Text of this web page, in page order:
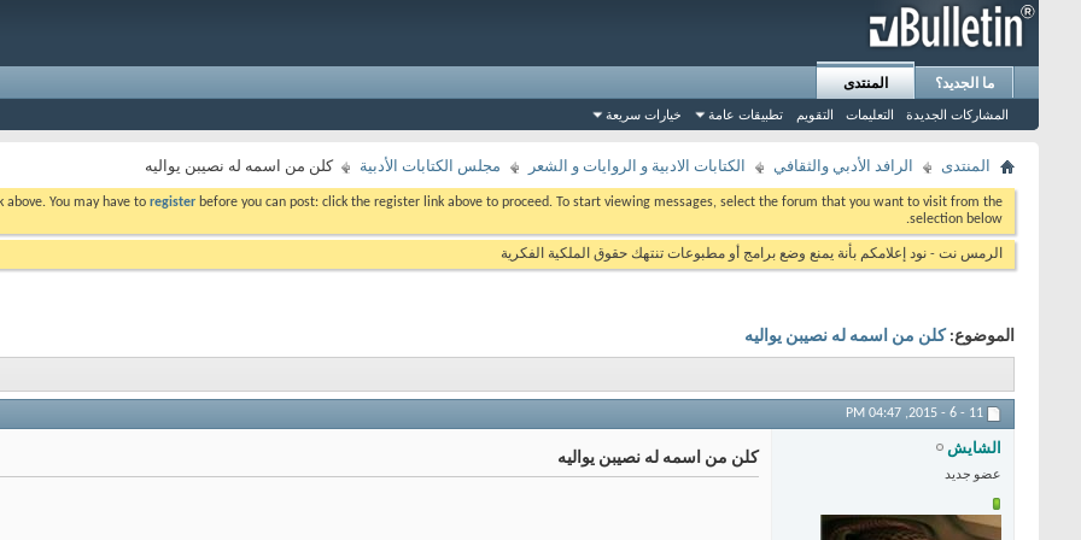
ما الجديد؟ المنتدى
المشاركات الجديدة التعليمات التقويم تطبيقات عامة خيارات سريعة
المنتدى الرافد الأدبي والثقافي الكتابات الادبية و الروايات و الشعر مجلس الكتابات الأدبية كلن من اسمه له نصيبن يواليه
You may have to register before you can post: click the register link above to proceed. To start viewing messages, select the forum that you want to visit from the
selection below.
الرمس نت - نود إعلامكم بأنة يمنع وضع برامج أو مطبوعات تنتهك حقوق الملكية الفكرية
الموضوع: كلن من اسمه له نصيبن يواليه
11 - 6 - 2015,
04:47 PM
الشايش
عضو جديد
كلن من اسمه له نصيبن يواليه